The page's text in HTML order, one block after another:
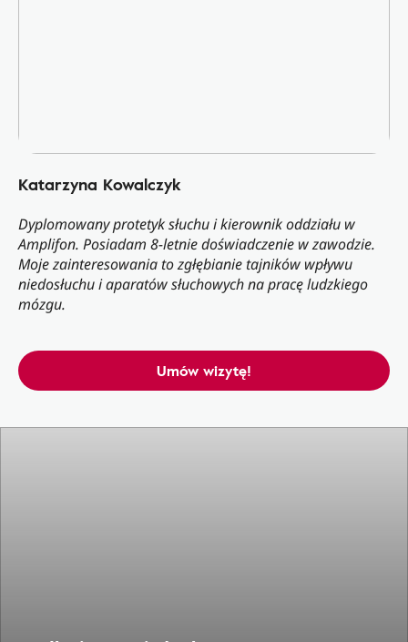
Katarzyna Kowalczyk
Dyplomowany protetyk słuchu i kierownik oddziału w
Amplifon. Posiadam 8-letnie doświadczenie w zawodzie.
Moje zainteresowania to zgłębianie tajników wpływu
niedosłuchu i aparatów słuchowych na pracę ludzkiego
mózgu.
Umów wizytę!